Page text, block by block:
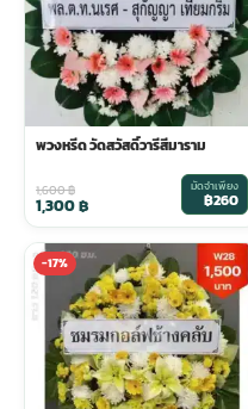
พวงหรีด วัดสวัสดิ์วารีสีมาราม
1,600฿
1,300฿
มัดจำเพียง
฿260
-17%